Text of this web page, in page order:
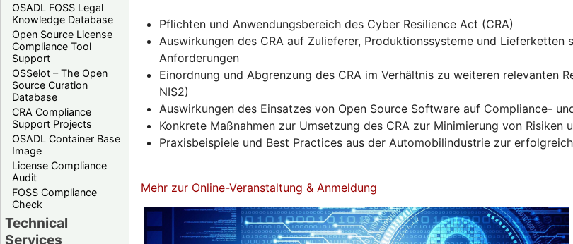
OSADL FOSS Legal
Knowledge Database
Open Source License
Compliance Tool
Support
OSSelot – The Open
Source Curation
Database
CRA Compliance
Support Projects
OSADL Container Base
Image
License Compliance
Audit
FOSS Compliance
Check
Technical
Services
Pflichten und Anwendungsbereich des Cyber Resilience Act (CRA)
Auswirkungen des CRA auf Zulieferer, Produktionssysteme und
Anforderungen
Einordnung und Abgrenzung des CRA im Verhältnis zu weiteren relevanten
NIS2)
Auswirkungen des Einsatzes von Open Source Software auf Compliance-
Konkrete Maßnahmen zur Umsetzung des CRA zur Minimierung von Risiken
Praxisbeispiele und Best Practices aus der Automobilindustrie zur
Mehr zur Online-Veranstaltung & Anmeldung